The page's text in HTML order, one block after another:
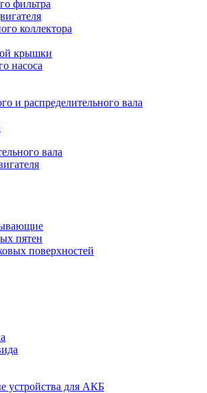
фильтра
коллектора
крышки
насоса
и распределительного вала
вала
пятен
поверхностей
устройства для АКБ